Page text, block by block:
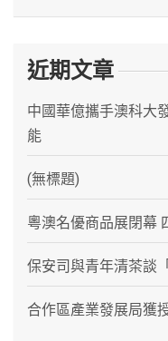
近期文章
中國華億攜手澳科大
能
(無標題)
粵澳名優商品展閉幕
保安司與青年清茶談
合作區產業發展局獲